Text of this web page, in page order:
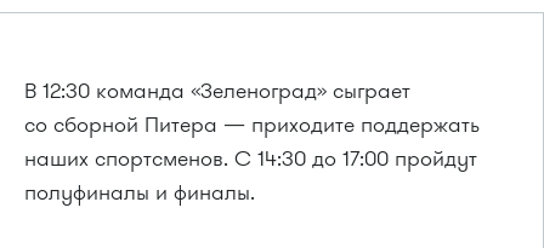
В 12:30 команда «Зеленоград» сыграет
со сборной Питера — приходите поддержать
наших спортсменов. С 14:30 до 17:00 пройдут
полуфиналы и финалы.